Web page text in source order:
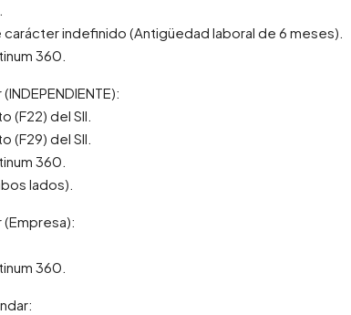
indefinido (Antigüedad laboral de 6 meses).
360.
(F22) del SII.
(F29) del SII.
360.
lados).
(Empresa):
360.